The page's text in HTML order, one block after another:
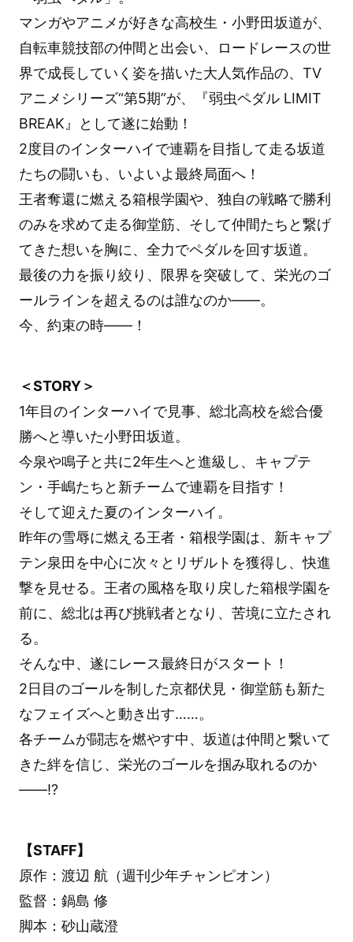
マンガやアニメが好きな高校生・小野田坂道が、
自転車競技部の仲間と出会い、ロードレースの世
界で成長していく姿を描いた大人気作品の、TV
アニメシリーズ“第5期”が、『弱虫ペダル LIMIT
BREAK』として遂に始動！
2度目のインターハイで連覇を目指して走る坂道
たちの闘いも、いよいよ最終局面へ！
王者奪還に燃える箱根学園や、独自の戦略で勝利
のみを求めて走る御堂筋、そして仲間たちと繋げ
てきた想いを胸に、全力でペダルを回す坂道。
最後の力を振り絞り、限界を突破して、栄光のゴ
ールラインを超えるのは誰なのか――。
今、約束の時――！
＜STORY＞
1年目のインターハイで見事、総北高校を総合優
勝へと導いた小野田坂道。
今泉や鳴子と共に2年生へと進級し、キャプテ
ン・手嶋たちと新チームで連覇を目指す！
そして迎えた夏のインターハイ。
昨年の雪辱に燃える王者・箱根学園は、新キャプ
テン泉田を中心に次々とリザルトを獲得し、快進
撃を見せる。王者の風格を取り戻した箱根学園を
前に、総北は再び挑戦者となり、苦境に立たされ
る。
そんな中、遂にレース最終日がスタート！
2日目のゴールを制した京都伏見・御堂筋も新た
なフェイズへと動き出す……。
各チームが闘志を燃やす中、坂道は仲間と繋いて
きた絆を信じ、栄光のゴールを掴み取れるのか
――!?
【STAFF】
原作：渡辺 航（週刊少年チャンピオン）
監督：鍋島 修
脚本：砂山蔵澄